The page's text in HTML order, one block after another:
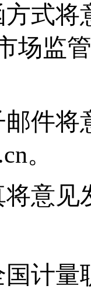
式将
场监
件将
。
意见
国计